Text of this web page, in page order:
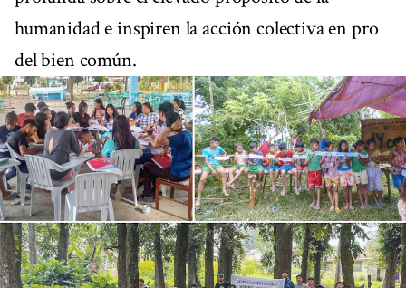
humanidad e inspiren la acción colectiva en pro
del bien común.